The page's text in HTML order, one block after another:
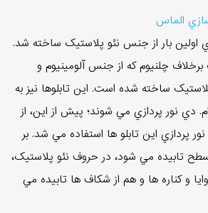
الماس
اولين بار از جنس نئو پلاستيک ساخته شد.
چلنيوم که از جنس آلومينيوم و
ساخته شده است. اين تابلوها نيز به
دي نور پردازي مي شوند؛ پيش از اين، از
پردازي اين تابلو ها استفاده مي شد. بر
تابيده مي شود، در حروف نئو پلاستيک،
و کناره ها و هم از شکاف ها تابيده مي